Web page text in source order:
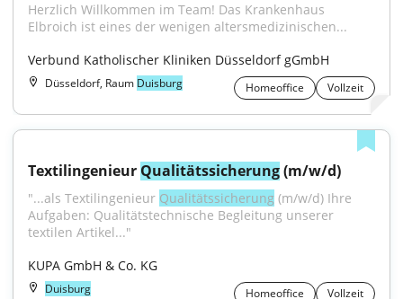
Herzlich Willkommen im Team! Das Krankenhaus
Elbroich ist eines der wenigen altersmedizinischen...
Verbund Katholischer Kliniken Düsseldorf gGmbH
Düsseldorf, Raum Duisburg Homeoffice Vollzeit
Textilingenieur Qualitätssicherung (m/w/d)
"...als Textilingenieur Qualitätssicherung (m/w/d) Ihre
Aufgaben: Qualitätstechnische Begleitung unserer
textilen Artikel..."
KUPA GmbH & Co. KG
Duisburg Homeoffice Vollzeit